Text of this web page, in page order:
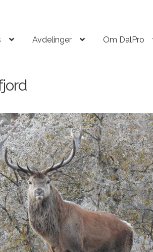
Avdelinger Om DalPro